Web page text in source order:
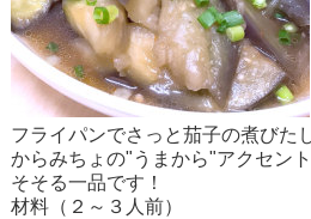
フライパンでさっと茄子の煮びた
からみちょ の"うまから"アクセン
そそる一品です！
材料（２～３人前）